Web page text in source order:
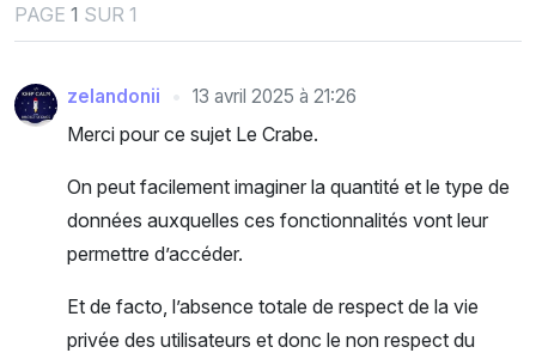
PAGE 1 SUR 1
zelandonii 13 avril 2025 à 21:26
Merci pour ce sujet Le Crabe.
On peut facilement imaginer la quantité et le type de
données auxquelles ces fonctionnalités vont leur
permettre d’accéder.
Et de facto, l’absence totale de respect de la vie
privée des utilisateurs et donc le non respect du